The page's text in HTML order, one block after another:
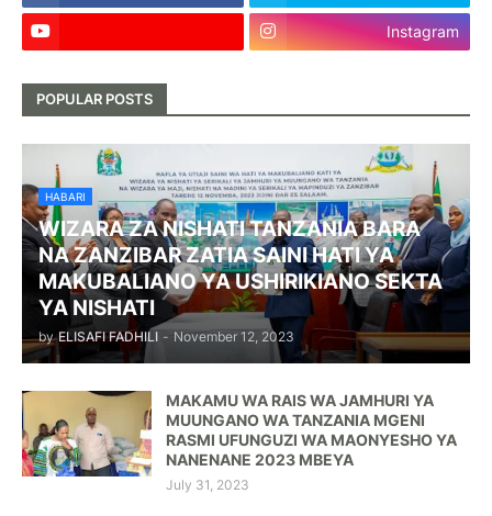
Instagram
POPULAR POSTS
HABARI
WIZARA ZA NISHATI TANZANIA BARA
NA ZANZIBAR ZATIA SAINI HATI YA
MAKUBALIANO YA USHIRIKIANO SEKTA
YA NISHATI
by ELISAFI FADHILI - November 12, 2023
MAKAMU WA RAIS WA JAMHURI YA
MUUNGANO WA TANZANIA MGENI
RASMI UFUNGUZI WA MAONYESHO YA
NANENANE 2023 MBEYA
July 31, 2023